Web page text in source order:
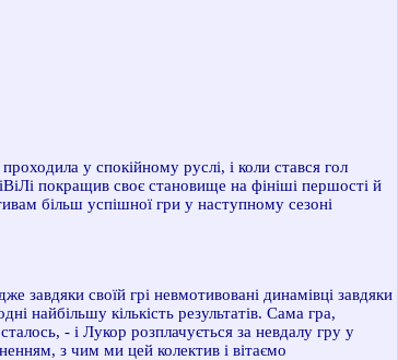
у спокійному руслі, і коли стався гол
покращив своє становище на фініші першості й
більш успішної гри у наступному сезоні
завдяки своїй грі невмотивовані динамівці завдяки
найбільшу кількість результатів. Сама гра,
- і Лукор розплачується за невдалу гру у
з чим ми цей колектив і вітаємо